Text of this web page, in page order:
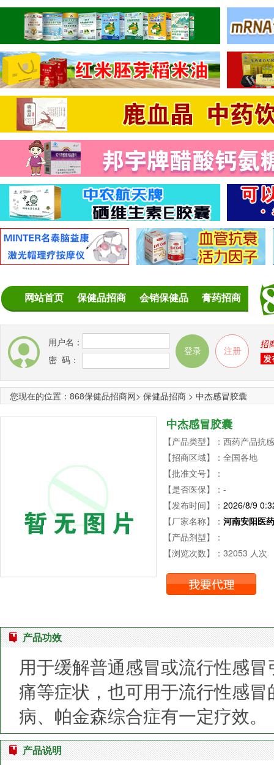
网站首页 保健品招商 会销保健品 膏药招商
用户名：
密 码：
您现在的位置： 868保健品招商网> 保健品招商 > 中杰感冒胶囊
中杰感冒胶囊
【产品类型】：西药产品抗
【招商区域】：全国各地
【批准文号】：
【是否医保】：-
【发布时间】： 2026/8/9
【厂家名称】： 河南安阳医
【产品剂型】：
【浏览次数】：32053 人次
产品功效
用于缓解普通感冒或流行性感
痛等症状，也可用于流行性感
病、帕金森综合症有一定疗效。
产品说明